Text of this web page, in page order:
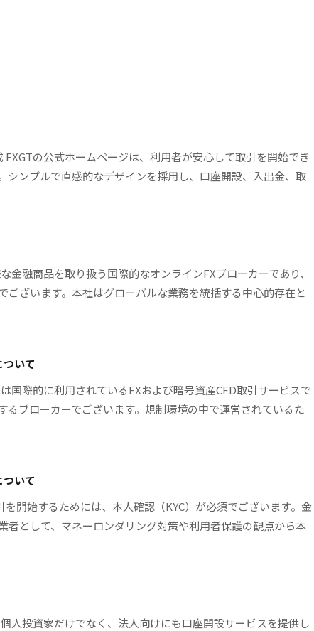
FXGTの公式ホームページは、利用者が安心して取引を開始でき
シンプルで直感的なデザインを採用し、口座開設、入出金、取
金融商品を取り扱う国際的なオンラインFXブローカーであり、
ございます。本社はグローバルな業務を統括する中心的存在と
いて
国際的に利用されているFXおよび暗号資産CFD取引サービスで
るブローカーでございます。規制環境の中で運営されているた
いて
を開始するためには、本人確認（KYC）が必須でございます。金
者として、マネーロンダリング対策や利用者保護の観点から本
人投資家だけでなく、法人向けにも口座開設サービスを提供し